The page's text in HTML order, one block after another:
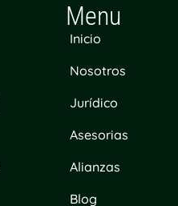
Menu
Inicio
Nosotros
Jurídico
Asesorias
Alianzas
Blog